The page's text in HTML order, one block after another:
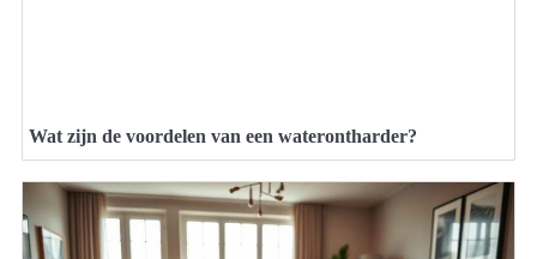
Wat zijn de voordelen van een waterontharder?